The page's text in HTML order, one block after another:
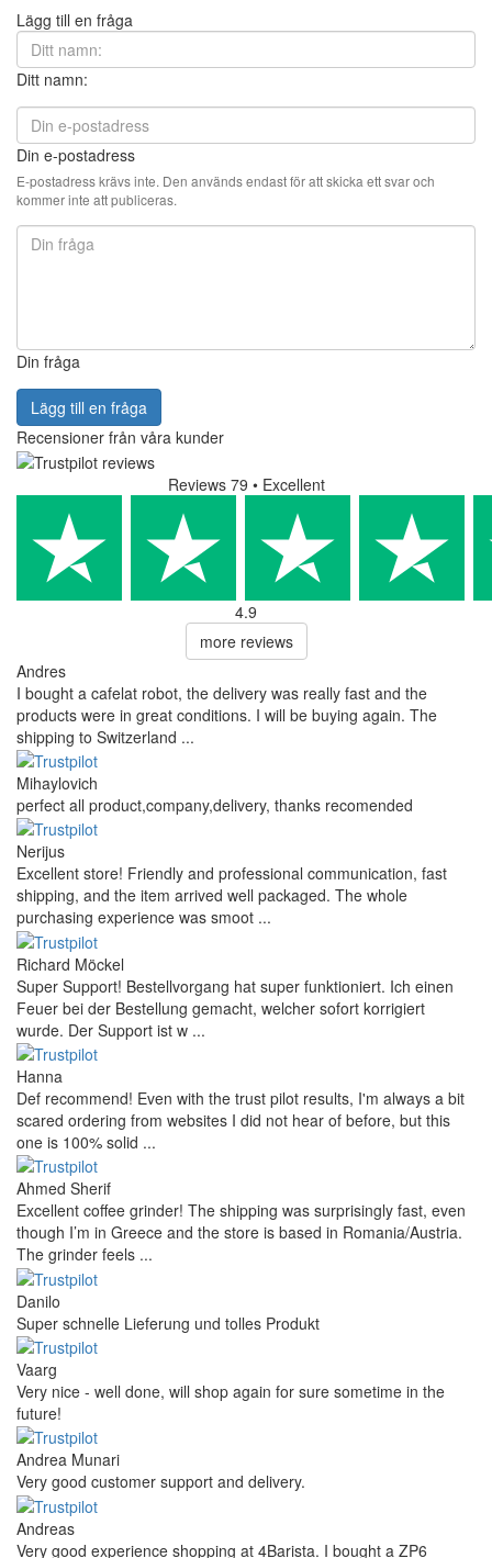
Lägg till en fråga
Ditt namn:
Din e-postadress
E-postadress krävs inte. Den används endast för att skicka ett svar och
kommer inte att publiceras.
Din fråga
Lägg till en fråga
Recensioner från våra kunder
Reviews 79 • Excellent
4.9
more reviews
Andres
I bought a cafelat robot, the delivery was really fast and the
products were in great conditions. I will be buying again. The
shipping to Switzerland ...
Mihaylovich
perfect all product,company,delivery, thanks recomended
Nerijus
Excellent store! Friendly and professional communication, fast
shipping, and the item arrived well packaged. The whole
purchasing experience was smoot ...
Richard Möckel
Super Support! Bestellvorgang hat super funktioniert. Ich einen
Feuer bei der Bestellung gemacht, welcher sofort korrigiert
wurde. Der Support ist w ...
Hanna
Def recommend! Even with the trust pilot results, I'm always a bit
scared ordering from websites I did not hear of before, but this
one is 100% solid ...
Ahmed Sherif
Excellent coffee grinder! The shipping was surprisingly fast, even
though I’m in Greece and the store is based in Romania/Austria.
The grinder feels ...
Danilo
Super schnelle Lieferung und tolles Produkt
Vaarg
Very nice - well done, will shop again for sure sometime in the
future!
Andrea Munari
Very good customer support and delivery.
Andreas
Very good experience shopping at 4Barista. I bought a ZP6